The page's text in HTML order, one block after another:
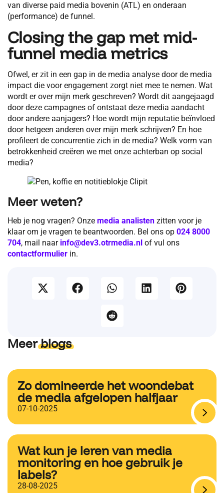
van diverse paid media bovenin (ATL) en onderaan
(performance) de funnel.
Closing the gap met mid-
funnel media metrics
Ofwel, er zit in een gap in de media analyse door de media
impact die voor engagement zorgt niet mee te nemen. Wat
wordt er over mijn merk geschreven? Wordt dit aangejaagd
door deze campagnes of ontstaat deze media aandacht
door andere aanjagers? Hoe wordt mijn reputatie beïnvloed
door hetgeen anderen over mijn merk schrijven? En hoe
profileert de concurrentie zich in de media? Welk vorm van
betrokkenheid creëren we met onze achterban op social
media?
Meer weten?
Heb je nog vragen? Onze media analisten zitten voor je
klaar om je vragen te beantwoorden. Bel ons op 024 8000
704, mail naar info@dev3.otrmedia.nl of vul ons
contactformulier in.
Meerblogs
Zo domineerde het woondebat
de media afgelopen halfjaar
07-10-2025
Wat kun je leren van media
monitoring en hoe gebruik je
labels?
28-08-2025